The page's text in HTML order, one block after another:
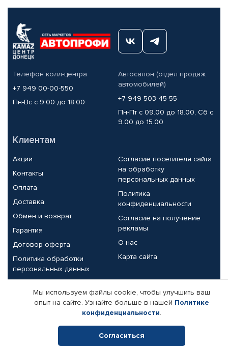
Телефон колл-центра
+7 949 00-00-550
Пн-Вс с 9.00 до 18.00
Автосалон (отдел продаж
автомобилей)
+7 949 503-45-55
Пн-Пт с 09.00 до 18.00, Сб с
9.00 до 15.00
Клиентам
Акции
Контакты
Оплата
Доставка
Обмен и возврат
Гарантия
Договор-оферта
Политика обработки
персональных данных
Согласие посетителя сайта
на обработку
персональных данных
Политика
конфиденциальности
Согласие на получение
рекламы
О нас
Карта сайта
Партнерам
Корпоративным клиентам
Поставщикам
Реквизиты компании
Мы используем файлы cookie, чтобы улучшить ваш
опыт на сайте. Узнайте больше в нашей Политике
конфиденциальности.
Согласиться